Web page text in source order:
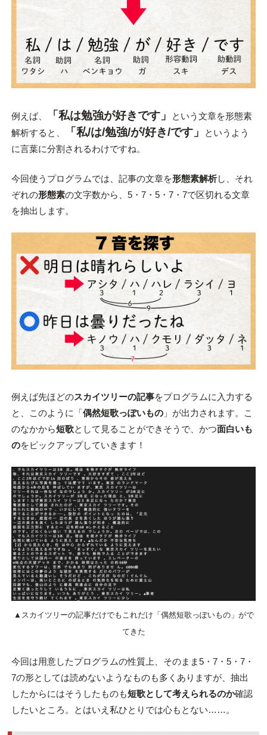
例えば、 「私は勉強が好きです」
という文章を形態素
解析すると、
「私/は/勉強/が/好き/です」
というよう
に言葉に分割されるわけですね。
今回使うプログラムでは、記事の文章を形態素解析し、それ
ぞれの形態素の文字数から、5・7・5・7・7で区切れる文章
を抽出します。
例えば先ほどのスカイツリーの記事をプログラムに入力する
と、このように「偶然短歌っぽいもの」が出力されます。こ
のなかから短歌として見ることができそうで、かつ面白いも
のをピックアップしていきます！
▲スカイツリーの記事だけでもこれだけ「偶然短歌っぽいもの」がで
てきた
今回は用意したプログラムの性質上、そのまま5・7・5・7・
7の形としては読めないようなものも多くありますが、抽出
したからにはそうしたものも短歌として考えられるのか確認
したいところ。とはいえ私ひとりでは心もとない……。